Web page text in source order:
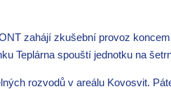
zahájí zkušební provoz
Teplárna spouští jednotku na
rozvodů v areálu Kovosvit.